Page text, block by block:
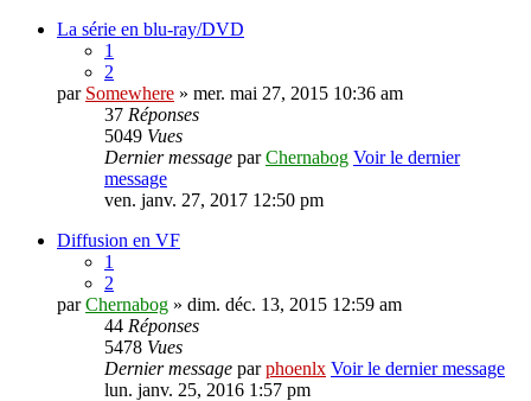
La série en blu-ray/DVD
1
2
par Somewhere » mer. mai 27, 2015 10:36 am
37 Réponses
5049 Vues
Dernier message parChernabog Voir le dernier
message
ven. janv. 27, 2017 12:50 pm
Diffusion en VF
1
2
parChernabog » dim. déc. 13, 2015 12:59 am
44 Réponses
5478 Vues
Dernier message parphoenlx Voir le dernier message
lun. janv. 25, 2016 1:57 pm